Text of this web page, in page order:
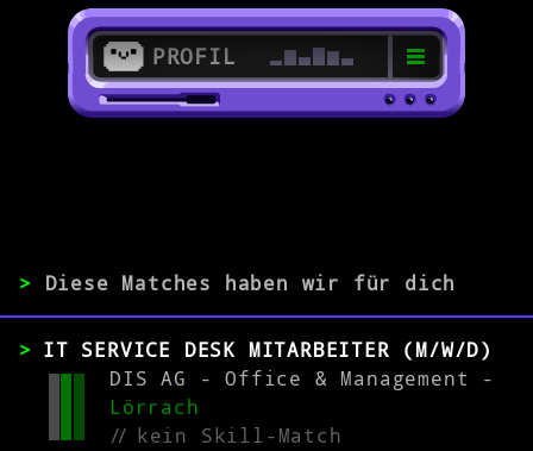
PROFIL
>
ERFAHRUNG
0-1 2-5 >5
> Diese Matches haben wir für dich
IT SERVICE DESK MITARBEITER (M/W/D)
DIS AG - Office & Management -
Lörrach
//kein Skill-Match